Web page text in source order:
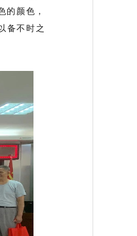
颜色，
备不时之